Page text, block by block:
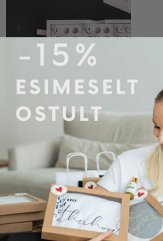
NAISED
Sudoku
€28.00
Vali